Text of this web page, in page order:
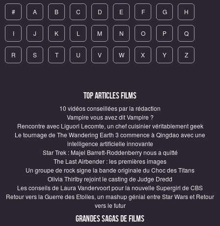
# A B C D E F G H
I J K L M N O P Q
R S T U V W X Y Z
Top articles Films
10 vidéos conseillées par la rédaction
Vampire vous avez dit Vampire ?
Rencontre avec Liguori Lecomte, un chef cuisinier véritablement geek
Le tournage de The Wandering Earth 3 commence à Qingdao avec une
intelligence artificielle innovante
Star Trek : Majel Barrett-Roddenberry nous a quitté
The Last Airbender : les premières images
Un groupe de rock signe la bande originale du Choc des Titans
Olivia Thirlby rejoint le casting de Judge Dredd
Les conseils de Laura Vandervoort pour la nouvelle Supergirl de CBS
Retour vers la Guerre des Etoiles, un mashup génial entre Star Wars et Retour
vers le futur
Grandes sagas de Films